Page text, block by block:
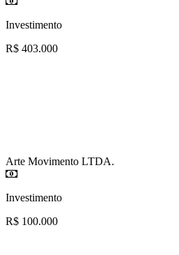
Investimento
R$ 403.000
Arte Movimento LTDA.
Investimento
R$ 100.000